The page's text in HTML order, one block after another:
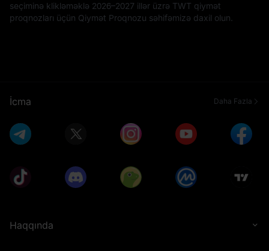
seçiminə klikləməklə 2026–2027 illər üzrə TWT qiymət
proqnozları üçün Qiymət Proqnozu səhifəmizə daxil olun.
İcma Daha Fazla
Haqqında